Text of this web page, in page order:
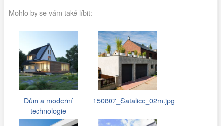
Mohlo by se vám také líbit:
Dům a moderní
technologie
150807_Satalice_02m.jpg